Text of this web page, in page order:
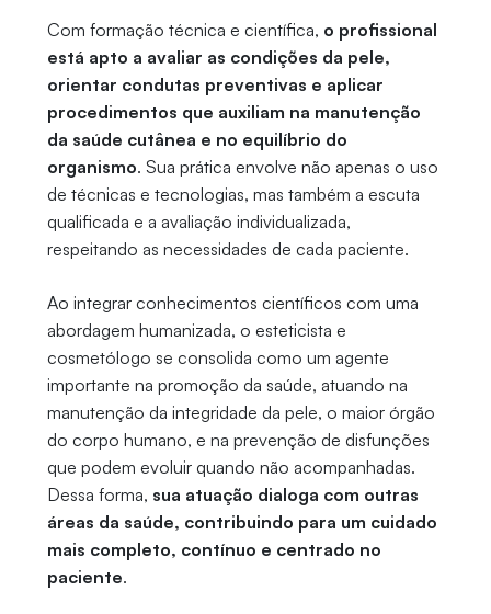
Com formação técnica e científica, o profissional
está apto a avaliar as condições da pele,
orientar condutas preventivas e aplicar
procedimentos que auxiliam na manutenção
da saúde cutânea e no equilíbrio do
organismo. Sua prática envolve não apenas o uso
de técnicas e tecnologias, mas também a escuta
qualificada e a avaliação individualizada,
respeitando as necessidades de cada paciente.
Ao integrar conhecimentos científicos com uma
abordagem humanizada, o esteticista e
cosmetólogo se consolida como um agente
importante na promoção da saúde, atuando na
manutenção da integridade da pele, o maior órgão
do corpo humano, e na prevenção de disfunções
que podem evoluir quando não acompanhadas.
Dessa forma, sua atuação dialoga com outras
áreas da saúde, contribuindo para um cuidado
mais completo, contínuo e centrado no
paciente.